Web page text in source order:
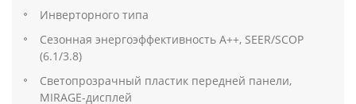
Инверторного типа
Сезонная энергоэффективность A++, SEER/SCOP
(6.1/3.8)
Светопрозрачный пластик передней панели,
MIRAGE-дисплей